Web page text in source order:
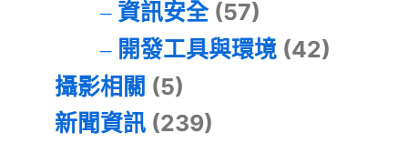
資訊安全(57)
開發工具與環境(42)
攝影相關 (5)
新聞資訊 (239)